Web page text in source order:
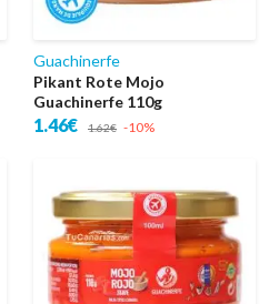
Guachinerfe
Pikant Rote Mojo
Guachinerfe 110g
1.46€ 1.62€ -10%